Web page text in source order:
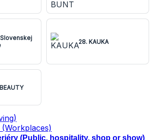
28. KAUKA
(Public, hospitality, shop or show)